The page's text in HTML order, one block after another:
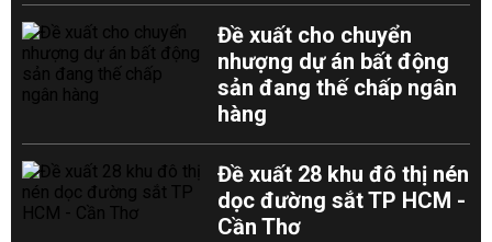
Đề xuất cho chuyển
nhượng dự án bất động
sản đang thế chấp ngân
hàng
Đề xuất 28 khu đô thị nén
dọc đường sắt TP HCM -
Cần Thơ